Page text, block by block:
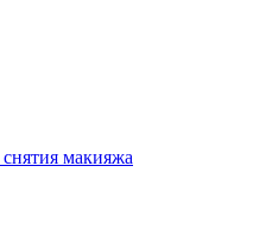
макияжа